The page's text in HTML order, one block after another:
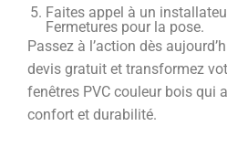
Faites appel à un
Fermetures pour la pose.
Passez à l’action dès
devis gratuit et transformez
fenêtres PVC couleur bois qui
confort et durabilité.